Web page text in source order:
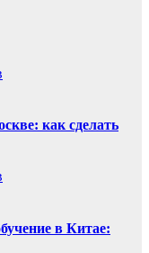
как сделать
в Китае: